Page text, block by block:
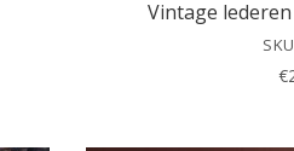
Vintage
€